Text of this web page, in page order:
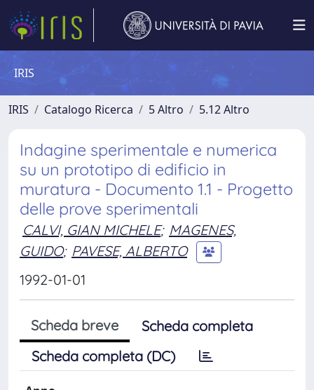
IRIS
IRIS Catalogo Ricerca 5 Altro 5.12 Altro
Indagine sperimentale e numerica
su un prototipo di edificio in
muratura - Documento 1.1 - Progetto
delle prove sperimentali
CALVI, GIAN MICHELE; MAGENES,
GUIDO; PAVESE, ALBERTO
1992-01-01
Scheda breve
Scheda completa
Scheda completa (DC)